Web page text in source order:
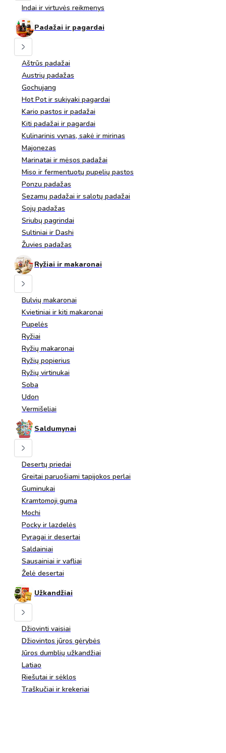
Indai ir virtuvės reikmenys
Padažai ir pagardai
Aštrūs padažai
Austrių padažas
Gochujang
Hot Pot ir sukiyaki pagardai
Kario pastos ir padažai
Kiti padažai ir pagardai
Kulinarinis vynas, sakė ir mirinas
Majonezas
Marinatai ir mėsos padažai
Miso ir fermentuotų pupelių pastos
Ponzu padažas
Sezamų padažai ir salotų padažai
Sojų padažas
Sriubų pagrindai
Sultiniai ir Dashi
Žuvies padažas
Ryžiai ir makaronai
Bulvių makaronai
Kvietiniai ir kiti makaronai
Pupelės
Ryžiai
Ryžių makaronai
Ryžių popierius
Ryžių virtinukai
Soba
Udon
Vermišeliai
Saldumynai
Desertų priedai
Greitai paruošiami tapijokos perlai
Guminukai
Kramtomoji guma
Mochi
Pocky ir lazdelės
Pyragai ir desertai
Saldainiai
Sausainiai ir vafliai
Želė desertai
Užkandžiai
Džiovinti vaisiai
Džiovintos jūros gėrybės
Jūros dumblių užkandžiai
Latiao
Riešutai ir sėklos
Traškučiai ir krekeriai